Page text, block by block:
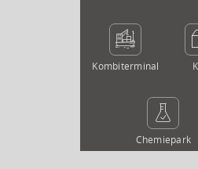
Kombi­terminal
Chemie­park